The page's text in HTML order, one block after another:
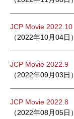
JCP Movie 2022.10
（2022年10月04日）
JCP Movie 2022.9
（2022年09月03日）
JCP Movie 2022.8
（2022年08月05日）